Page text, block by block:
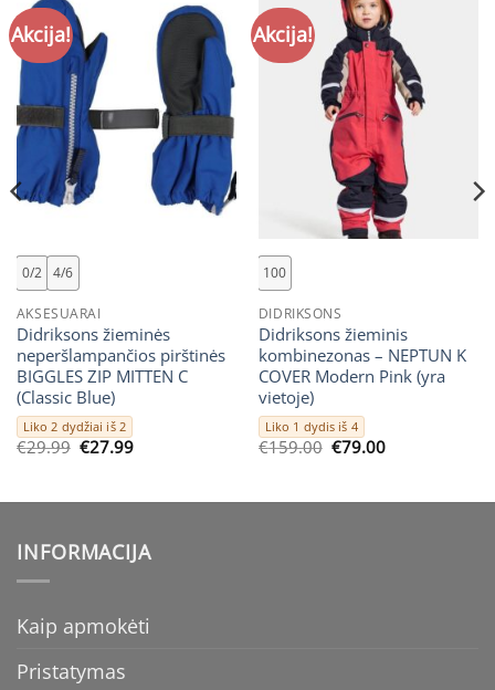
Akcija!
0/2 4/6
AKSESUARAI
Didriksons žieminės
neperšlampančios pirštinės
BIGGLES ZIP MITTEN C
(Classic Blue)
Liko 2 dydžiai iš 2
€29.99 Original
€29.99.
€27.99Current
€27.99.
Akcija!
100
DIDRIKSONS
Didriksons žieminis
kombinezonas – NEPTUN K
COVER Modern Pink (yra
vietoje)
Liko 1 dydis iš 4
€159.00 Original
€159.00.
€79.00Current
€79.00.
INFORMACIJA
Kaip apmokėti
Pristatymas